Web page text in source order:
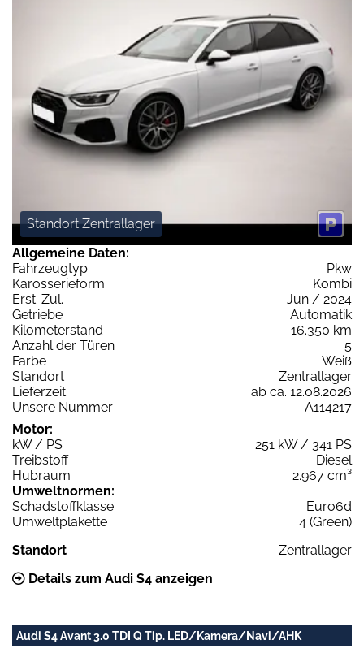
Standort Zentrallager
Allgemeine Daten:
Fahrzeugtyp
Pkw
Karosserieform
Kombi
Erst-Zul.
Jun / 2024
Getriebe
Automatik
Kilometerstand
16.350 km
Anzahl der Türen
5
Farbe
Weiß
Standort
Zentrallager
Lieferzeit
ab ca. 12.08.2026
Unsere Nummer
A114217
Motor:
kW / PS
251 kW / 341 PS
Treibstoff
Diesel
Hubraum
2.967 cm³
Umweltnormen:
Schadstoffklasse
Euro6d
Umweltplakette
4 (Green)
Standort
Zentrallager
Details zum Audi S4 anzeigen
Audi S4 Avant 3.0 TDI Q Tip. LED/Kamera/Navi/AHK